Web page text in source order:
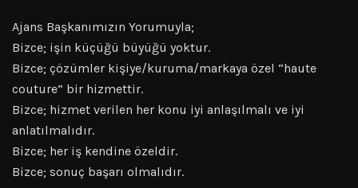
Ajans Başkanımızın Yorumuyla;
Bizce; işin küçüğü büyüğü yoktur.
Bizce; çözümler kişiye/kuruma/markaya özel “haute
couture” bir hizmettir.
Bizce; hizmet verilen her konu iyi anlaşılmalı ve iyi
anlatılmalıdır.
Bizce; her iş kendine özeldir.
Bizce; sonuç başarı olmalıdır.